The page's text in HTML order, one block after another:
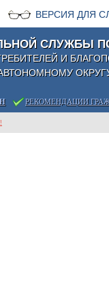
ВЕРСИЯ ДЛЯ
СЛУЖБЫ
И
РЕКОМЕНДАЦИИ